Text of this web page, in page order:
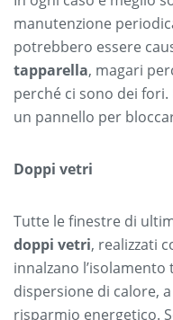
manutenzione
potrebbero essere
tapparella, magari
perché ci sono dei
un pannello per
Doppi vetri
Tutte le finestre di
doppi vetri, realizzati
innalzano
dispersione di calore,
risparmio energetico.